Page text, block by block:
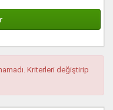
Kriterleri değiştirip